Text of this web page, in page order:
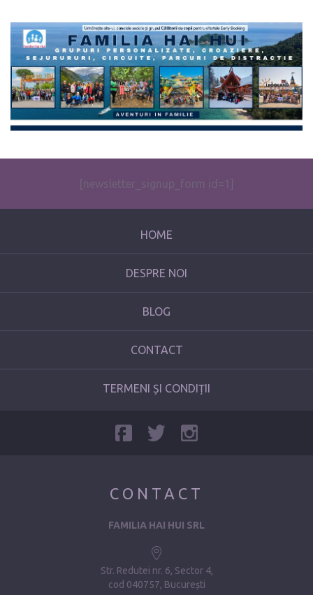
The form you have selected does not exist.
[newsletter_signup_form id=1]
HOME
DESPRE NOI
BLOG
CONTACT
TERMENI ȘI CONDIȚII
CONTACT
FAMILIA HAI HUI SRL
Str. Redutei nr. 6, Sector 4
cod 040757, București